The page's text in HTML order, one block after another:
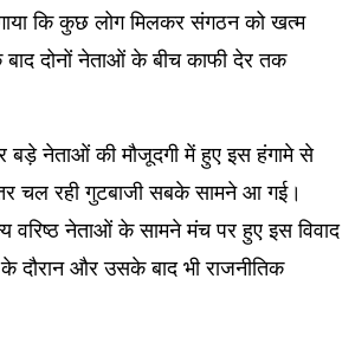
कि कुछ लोग मिलकर संगठन को खत्म
दोनों नेताओं के बीच काफी देर तक
बड़े नेताओं की मौजूदगी में हुए इस हंगामे से
चल रही गुटबाजी सबके सामने आ गई।
वरिष्ठ नेताओं के सामने मंच पर हुए इस विवाद
के दौरान और उसके बाद भी राजनीतिक